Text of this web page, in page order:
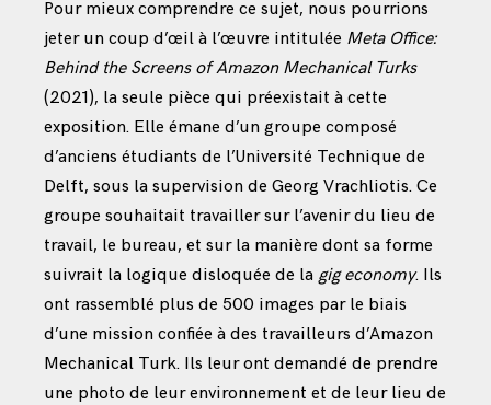
Pour mieux comprendre ce sujet, nous pourrions
jeter un coup d’œil à l’œuvre intitulée Meta Office:
Behind the Screens of Amazon Mechanical Turks
(2021), la seule pièce qui préexistait à cette
exposition. Elle émane d’un groupe composé
d’anciens étudiants de l’Université Technique de
Delft, sous la supervision de Georg Vrachliotis. Ce
groupe souhaitait travailler sur l’avenir du lieu de
travail, le bureau, et sur la manière dont sa forme
suivrait la logique disloquée de la gig economy. Ils
ont rassemblé plus de 500 images par le biais
d’une mission confiée à des travailleurs d’Amazon
Mechanical Turk. Ils leur ont demandé de prendre
une photo de leur environnement et de leur lieu de